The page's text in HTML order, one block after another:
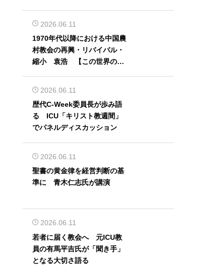
2026.06.11
1970年代以降における中国農
村教会の再興・リバイバル・
縮小 袁浩 【この世界の片
2026.06.11
歴代C-Week委員長が歩み語
る ICU「キリスト教週間」
でパネルディスカッション
2026.06.11
聖書の黄金律を経営判断の基
準に 青木仁志氏が講演
2026.06.11
若者に届く教会へ 元ICU教
員の有馬平吉氏が「聞き手」
となる大切さ語る